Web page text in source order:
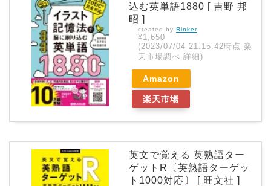
込む英単語1880 [ 吉野 邦
昭 ]
created by Rinker
¥1,650
(2023/07/04 21:15:42時点 楽
天市場調べ-詳細)
Amazon
楽天市場
英文で覚える 英熟語ター
ゲットR〔英熟語ターゲッ
ト1000対応〕 [ 旺文社 ]